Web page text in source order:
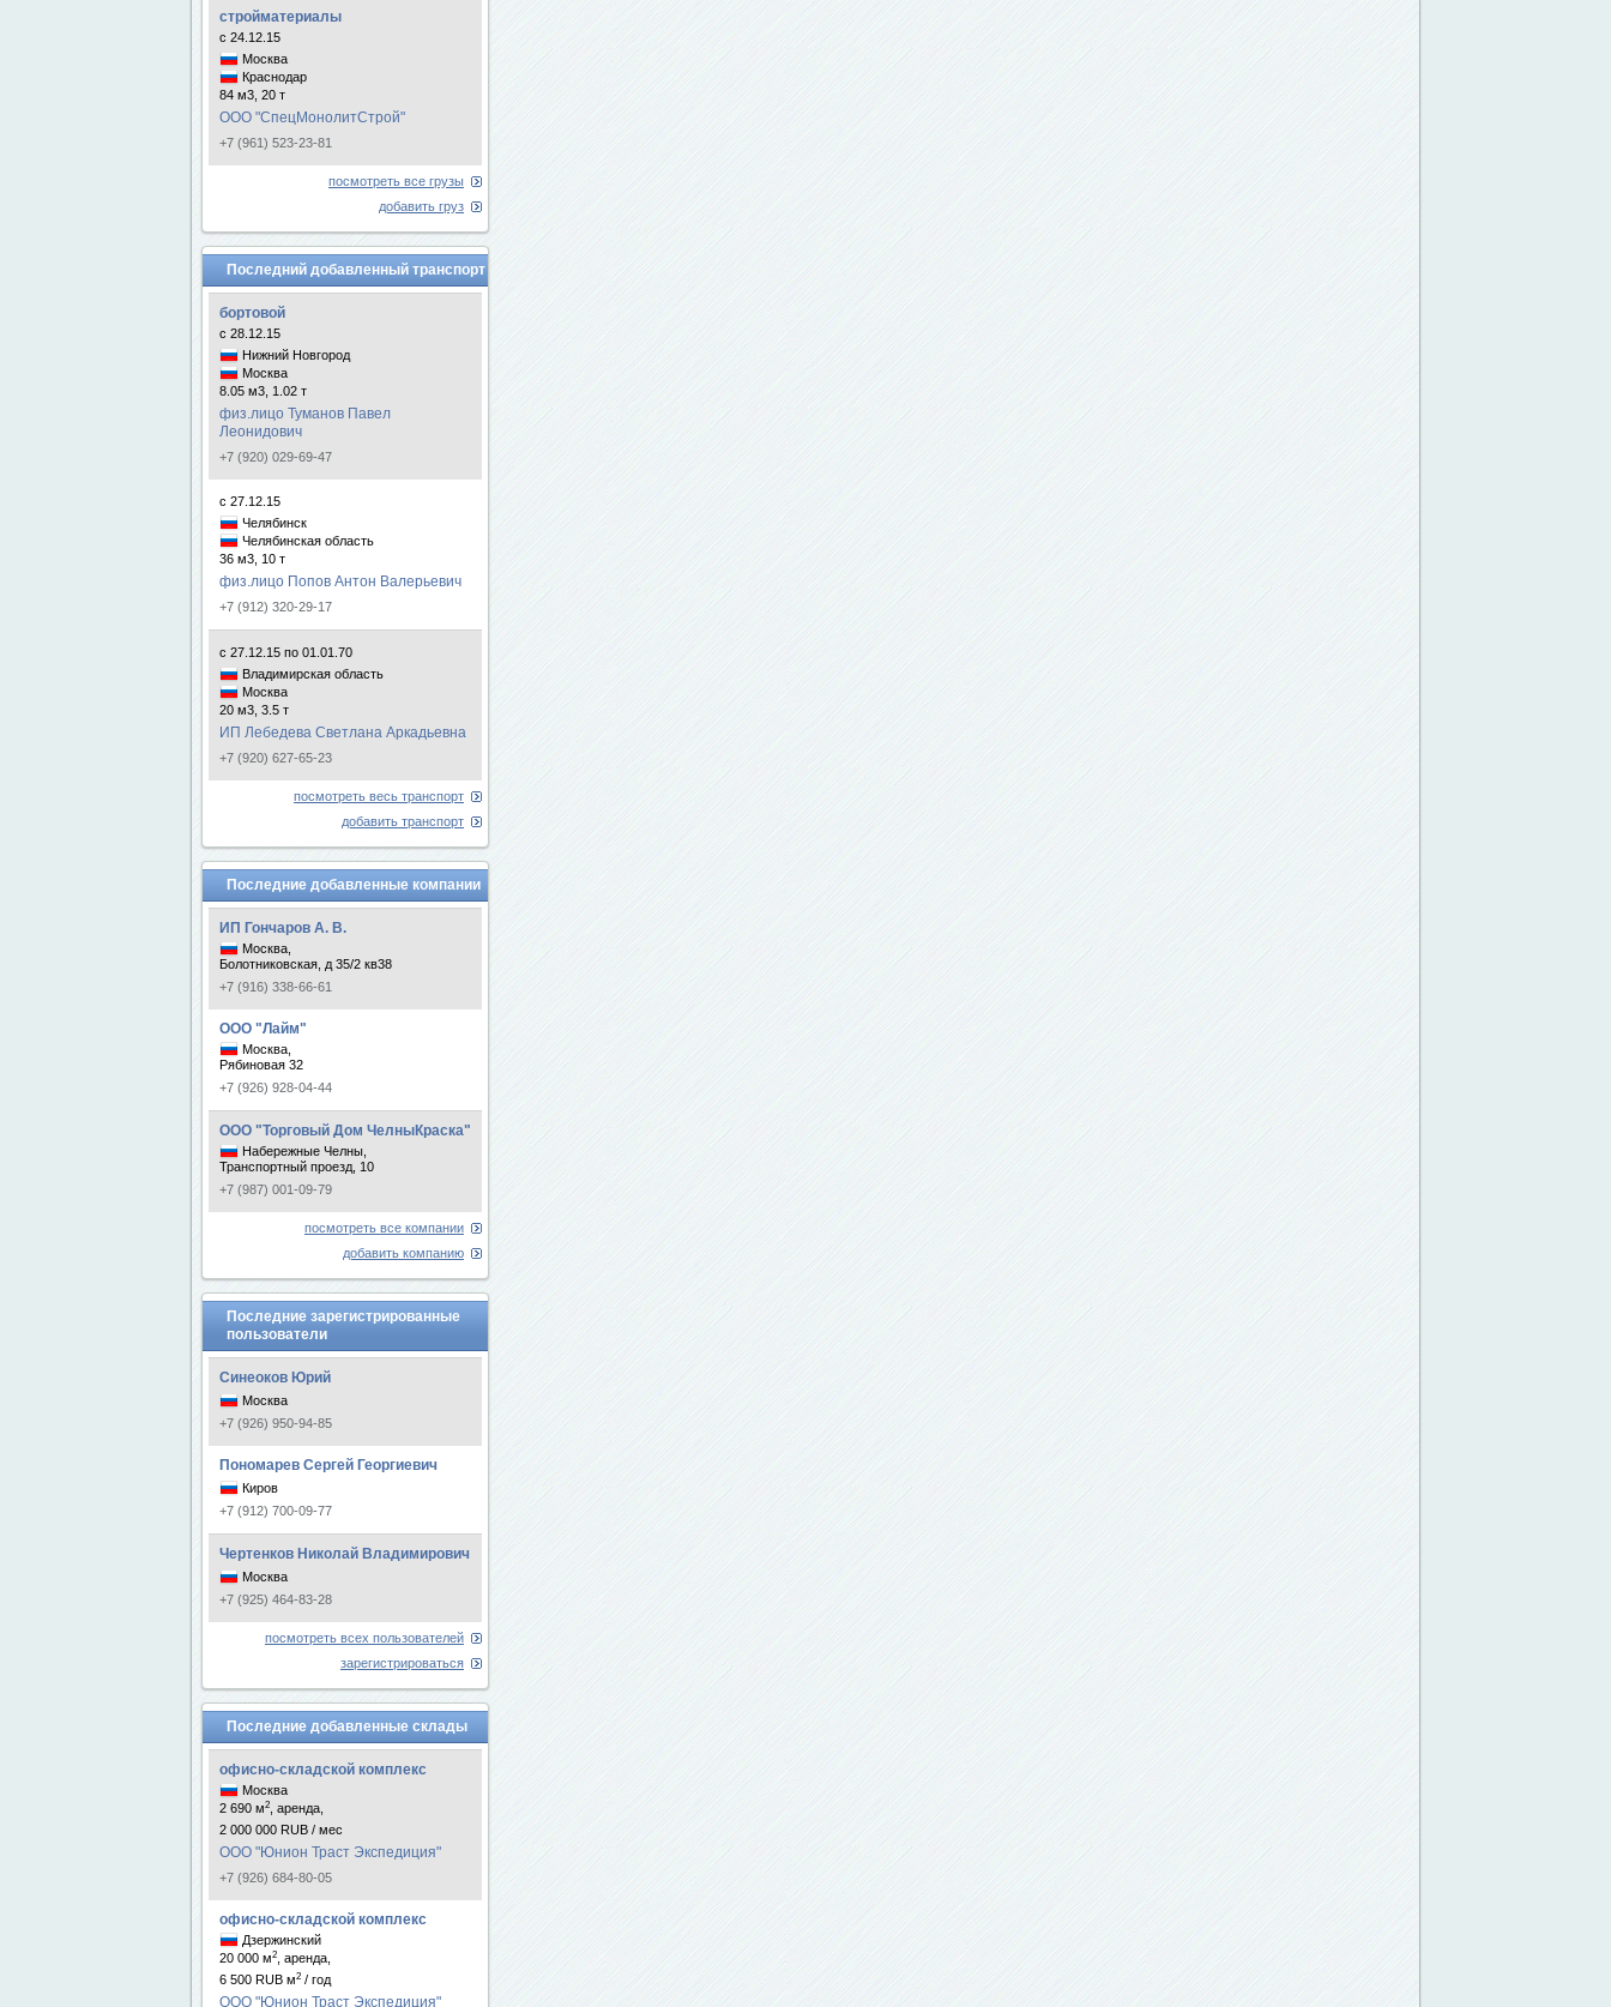
стройматериалы
с 24.12.15
Москва
Краснодар
84 м3, 20 т
ООО "СпецМонолитСтрой"
+7 (961) 523-23-81
посмотреть все грузы
добавить груз
Последний добавленный транспорт
бортовой
с 28.12.15
Нижний Новгород
Москва
8.05 м3, 1.02 т
физ.лицо Туманов Павел
Леонидович
+7 (920) 029-69-47
с 27.12.15
Челябинск
Челябинская область
36 м3, 10 т
физ.лицо Попов Антон Валерьевич
+7 (912) 320-29-17
с 27.12.15 по 01.01.70
Владимирская область
Москва
20 м3, 3.5 т
ИП Лебедева Светлана Аркадьевна
+7 (920) 627-65-23
посмотреть весь транспорт
добавить транспорт
Последние добавленные компании
ИП Гончаров А. В.
Москва,
Болотниковская, д 35/2 кв38
+7 (916) 338-66-61
ООО "Лайм"
Москва,
Рябиновая 32
+7 (926) 928-04-44
ООО "Торговый Дом ЧелныКраска"
Набережные Челны,
Транспортный проезд, 10
+7 (987) 001-09-79
посмотреть все компании
добавить компанию
Последние зарегистрированные
пользователи
Синеоков Юрий
Москва
+7 (926) 950-94-85
Пономарев Сергей Георгиевич
Киров
+7 (912) 700-09-77
Чертенков Николай Владимирович
Москва
+7 (925) 464-83-28
посмотреть всех пользователей
зарегистрироваться
Последние добавленные склады
офисно-складской комплекс
Москва
2 690 м2
, аренда,
2 000 000 RUB / мес
ООО "Юнион Траст Экспедиция"
+7 (926) 684-80-05
офисно-складской комплекс
Дзержинский
20 000 м2
, аренда,
6 500 RUB м2 / год
ООО "Юнион Траст Экспедиция"